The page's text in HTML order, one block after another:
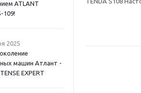
ATLANT
109!
2025
машин Атлант -
EXPERT